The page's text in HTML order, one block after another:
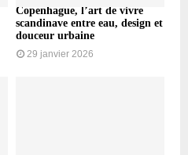
Copenhague, l’art de vivre
scandinave entre eau, design et
douceur urbaine
29 janvier 2026